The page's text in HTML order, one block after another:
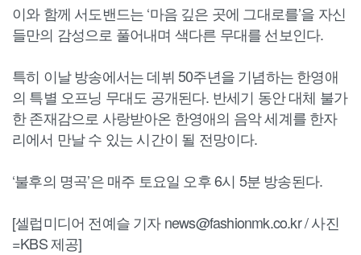
이와 함께 서도밴드는 ‘마음 깊은 곳에 그대로를’을 자신
들만의 감성으로 풀어내며 색다른 무대를 선보인다.
특히 이날 방송에서는 데뷔 50주년을 기념하는 한영애
의 특별 오프닝 무대도 공개된다. 반세기 동안 대체 불가
한 존재감으로 사랑받아온 한영애의 음악 세계를 한자
리에서 만날 수 있는 시간이 될 전망이다.
‘불후의 명곡’은 매주 토요일 오후 6시 5분 방송된다.
[셀럽미디어 전예슬 기자 news@fashionmk.co.kr / 사진
=KBS 제공]